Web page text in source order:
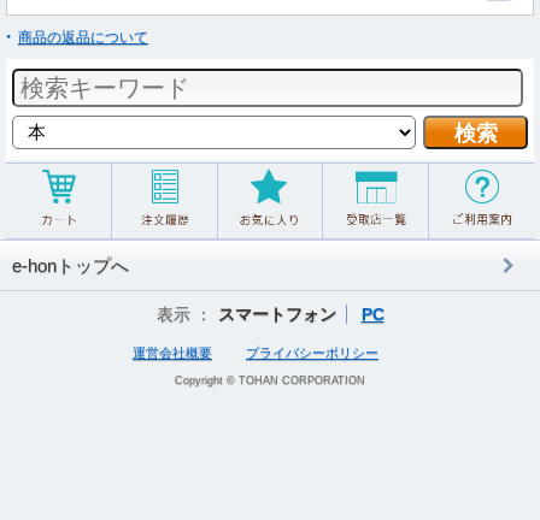
商品の返品について
e-honトップへ
表示 ： スマートフォン PC
運営会社概要 プライバシーポリシー
Copyright © TOHAN CORPORATION